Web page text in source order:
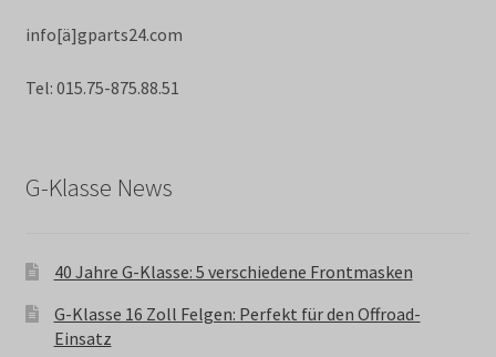
info[ä]gparts24.com
Tel: 015.75-875.88.51
G-Klasse News
40 Jahre G-Klasse: 5 verschiedene Frontmasken
G-Klasse 16 Zoll Felgen: Perfekt für den Offroad-
Einsatz